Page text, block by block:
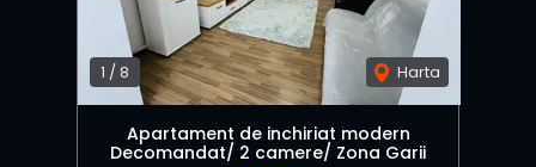
1 / 8 Harta
Apartament de inchiriat modern
Decomandat/ 2 camere/ Zona Garii